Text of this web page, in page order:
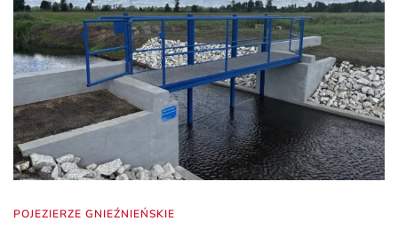
POJEZIERZE GNIEŹNIEŃSKIE